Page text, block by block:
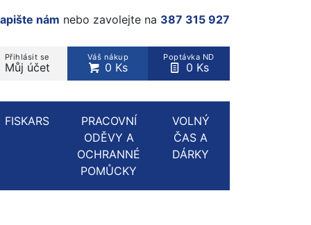
nám nebo zavolejte na 387 315 927
Přihlásit se
Můj účet
Váš nákup
0 Ks
Poptávka ND
0 Ks
kategorie...
FISKARS
PRACOVNÍ
ODĚVY A
OCHRANNÉ
POMŮCKY
VOLNÝ
ČAS A
DÁRKY